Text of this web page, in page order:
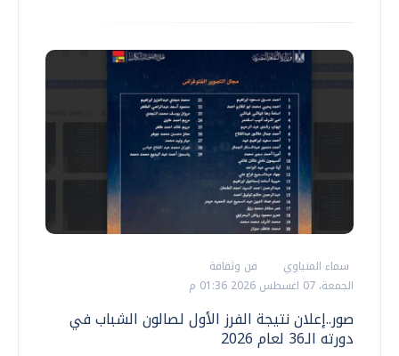
سماء المنياوي
فن وثقافة
الجمعة، 07 اغسطس 2026 01:36 م
صور..إعلان نتيجة الفرز الأول لصالون الشباب في
دورته الـ36 لعام 2026